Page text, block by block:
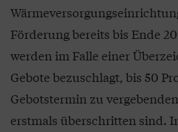
Förderung bereits bis Ende
werden im Falle einer
Gebote bezuschlagt, bis 50
Gebotstermin zu
erstmals überschritten sind.